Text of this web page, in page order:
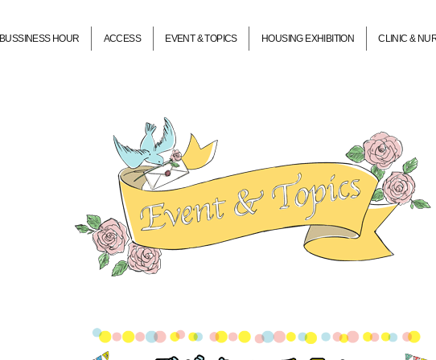
CLINIC &
HOUSING EXHIBITION
EVENT & TOPICS
ACCESS
BUSSINESS HOUR